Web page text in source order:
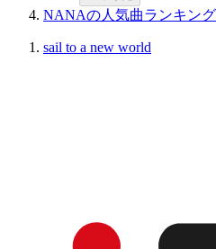
NANAの人気曲ランキン
sail to a new world